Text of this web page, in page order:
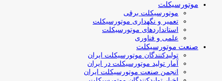
موتورسیکلت
موتورسیکلت برقی
تعمیر و نگهداری موتورسیکلت
استانداردهای موتورسیکلت
علمی و فناوری
صنعت موتورسیکلت
تولیدکنندگان موتورسیکلت ایران
آمار تولید موتورسیکلت در ایران
انجمن صنعت موتورسیکلت ایران